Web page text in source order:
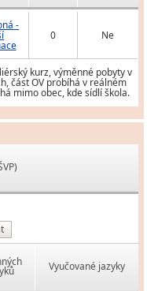
-
0 Ne
kurz, výměnné pobyty v
část OV probíhá v reálném
mimo obec, kde sídlí škola.
Vyučované jazyky